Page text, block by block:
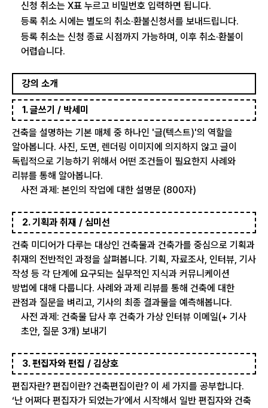
신청 취소는 X표 누르고 비밀번호 입력하면 됩니다.
등록 취소 시에는 별도의 취소·환불신청서를 보내드립니다.
등록 취소는 신청 종료 시점까지 가능하며, 이후 취소·환불이
어렵습니다.
강의 소개
1. 글쓰기 / 박세미
건축을 설명하는 기본 매체 중 하나인 '글(텍스트)'의 역할을
알아봅니다. 사진, 도면, 렌더링 이미지에 의지하지 않고 글이
독립적으로 기능하기 위해서 어떤 조건들이 필요한지 사례와
리뷰를 통해 알아봅니다.
사전 과제: 본인의 작업에 대한 설명문 (800자)
2. 기획과 취재 / 심미선
건축 미디어가 다루는 대상인 건축물과 건축가를 중심으로 기획과
취재의 전반적인 과정을 살펴봅니다. 기획, 자료조사, 인터뷰, 기사
작성 등 각 단계에 요구되는 실무적인 지식과 커뮤니케이션
방법에 대해 다룹니다. 사례와 과제 리뷰를 통해 건축에 대한
관점과 질문을 벼리고, 기사의 최종 결과물을 예측해봅니다.
사전 과제: 건축물 답사 후 건축가 가상 인터뷰 이메일(+ 기사
초안, 질문 3개) 보내기
3. 편집자와 편집 / 김상호
편집자란? 편집이란? 건축편집이란? 이 세 가지를 공부합니다.
‘난 어쩌다 편집자가 되었는가’에서 시작해서 일반 편집자와 건축